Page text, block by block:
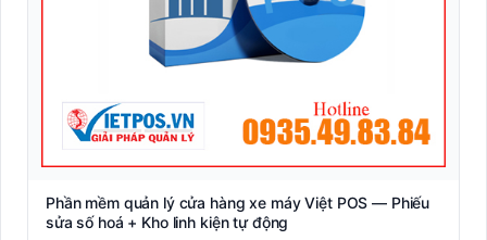
Phần mềm quản lý cửa hàng xe máy Việt POS — Phiếu
sửa số hoá + Kho linh kiện tự động